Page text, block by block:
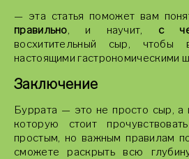
— эта статья поможет вам
правильно, и научит, с
восхитительный сыр,
настоящими гастрономическими
Заключение
Буррата — это не просто сыр, а
которую стоит
простым, но важным правилам
сможете раскрыть всю